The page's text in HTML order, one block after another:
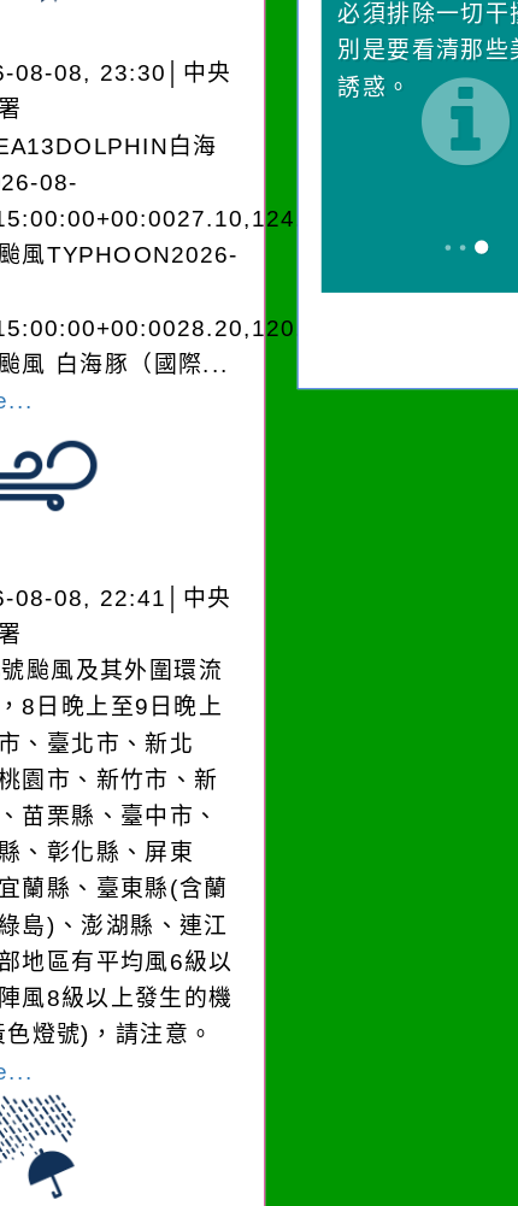
08-08, 23:30│中央
白海
08-
風TYPHOON2026-
風 白海豚（國際...
08-08, 22:41│中央
颱風及其外圍環流
8日晚上至9日晚上
、臺北市、新北
園市、新竹市、新
苗栗縣、臺中市、
、彰化縣、屏東
蘭縣、臺東縣(含蘭
島)、澎湖縣、連江
地區有平均風6級以
陣風8級以上發生的機
色燈號)，請注意。
在而變清澈。
必須排除一切干
別是要看清那些
誘惑。